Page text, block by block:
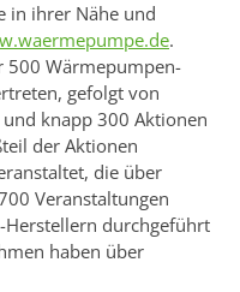
in ihrer Nähe und
.
500 Wärmepumpen-
gefolgt von
knapp 300 Aktionen
der Aktionen
die über
Veranstaltungen
durchgeführt
haben über